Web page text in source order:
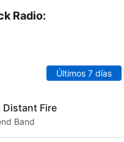
Radio:
Últimos 7 días
Distant Fire
Band